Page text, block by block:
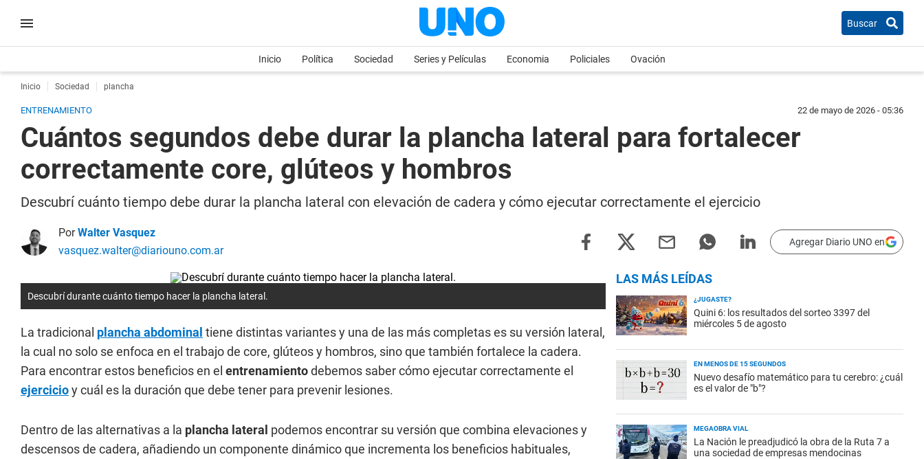
Buscar
Inicio Política Sociedad Series y Películas Economia Policiales Ovación
Inicio Sociedad plancha
ENTRENAMIENTO 22 de mayo de 2026 - 05:36
Cuántos segundos debe durar la plancha lateral para fortalecer
correctamente core, glúteos y hombros
Descubrí cuánto tiempo debe durar la plancha lateral con elevación de cadera y cómo ejecutar correctamente el ejercicio
PorWalter Vasquez
vasquez.walter@diariouno.com.ar
Agregar Diario UNO en
Descubrí durante cuánto tiempo hacer la plancha lateral.
La tradicional plancha abdominal tiene distintas variantes y una de las más completas es su versión lateral,
la cual no solo se enfoca en el trabajo de core, glúteos y hombros, sino que también fortalece la cadera.
Para encontrar estos beneficios en el entrenamientodebemos saber cómo ejecutar correctamente el
ejercicioy cuál es la duración que debe tener para prevenir lesiones.
Dentro de las alternativas a la plancha lateral podemos encontrar su versión que combina elevaciones y
descensos de cadera, añadiendo un componente dinámico que incrementa los beneficios habituales,
LAS MÁS LEÍDAS
¿JUGASTE?
Quini 6: los resultados del sorteo 3397 del
miércoles 5 de agosto
EN MENOS DE 15 SEGUNDOS
Nuevo desafío matemático para tu cerebro: ¿cuál
es el valor de "b"?
MEGAOBRA VIAL
La Nación le preadjudicó la obra de la Ruta 7 a
una sociedad de empresas mendocinas